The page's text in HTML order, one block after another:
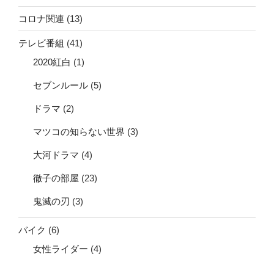
コロナ関連 (13)
テレビ番組 (41)
2020紅白 (1)
セブンルール (5)
ドラマ (2)
マツコの知らない世界 (3)
大河ドラマ (4)
徹子の部屋 (23)
鬼滅の刃 (3)
バイク (6)
女性ライダー (4)